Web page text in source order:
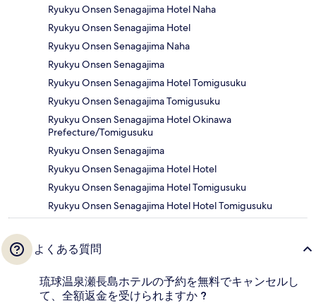
Ryukyu Onsen Senagajima Hotel Naha
Ryukyu Onsen Senagajima Hotel
Ryukyu Onsen Senagajima Naha
Ryukyu Onsen Senagajima
Ryukyu Onsen Senagajima Hotel Tomigusuku
Ryukyu Onsen Senagajima Tomigusuku
Ryukyu Onsen Senagajima Hotel Okinawa
Prefecture/Tomigusuku
Ryukyu Onsen Senagajima
Ryukyu Onsen Senagajima Hotel Hotel
Ryukyu Onsen Senagajima Hotel Tomigusuku
Ryukyu Onsen Senagajima Hotel Hotel Tomigusuku
よくある質問
琉球温泉瀬長島ホテルの予約を無料でキャンセルし
て、全額返金を受けられますか ?